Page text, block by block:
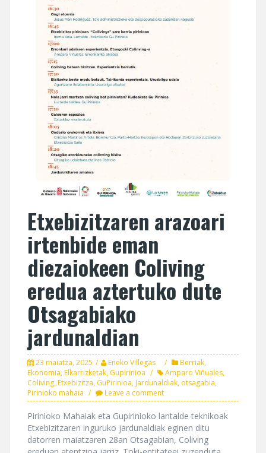
Etxebizitzaren arazoari
irtenbide eman
diezaiokeen Coliving
eredua aztertuko dute
Otsagabiako
jardunaldian
23 maiatza, 2025 Eneko Villegas Berriak,
Ekonomia,Elkarrizketak, Gupirinioa Amparo Viñuales,
Coliving,Etxebizitza, GuPirinioa,Jardunaldiak, otsagabia,
Pirinioko mahaia
Leave a comment
Pirinioko Mahaiak eta Gupirinioko lantalde teknikoak
Etxebizitzaren inguruko jardunaldiak eginen ditu
datorren maiatzaren 28an Otsagabian, Coliving